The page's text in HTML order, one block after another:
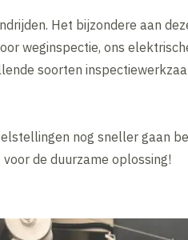
Het bijzondere aan
weginspectie, ons
soorten
nog sneller gaan
de duurzame oplossing!